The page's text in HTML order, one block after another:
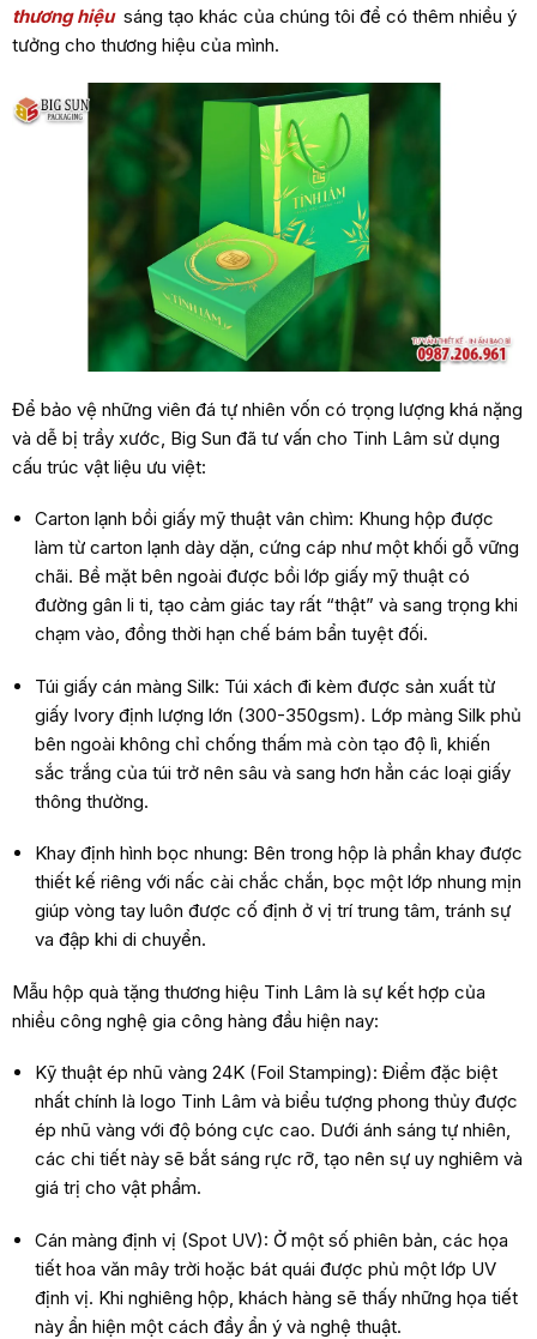
thương hiệu sáng tạo khác của chúng tôi để có thêm nhiều ý
tưởng cho thương hiệu của mình.
Để bảo vệ những viên đá tự nhiên vốn có trọng lượng khá nặng
và dễ bị trầy xước, Big Sun đã tư vấn cho Tinh Lâm sử dụng
cấu trúc vật liệu ưu việt:
Carton lạnh bồi giấy mỹ thuật vân chìm: Khung hộp được
làm từ carton lạnh dày dặn, cứng cáp như một khối gỗ vững
chãi. Bề mặt bên ngoài được bồi lớp giấy mỹ thuật có
đường gân li ti, tạo cảm giác tay rất “thật” và sang trọng khi
chạm vào, đồng thời hạn chế bám bẩn tuyệt đối.
Túi giấy cán màng Silk: Túi xách đi kèm được sản xuất từ
giấy Ivory định lượng lớn (300-350gsm). Lớp màng Silk phủ
bên ngoài không chỉ chống thấm mà còn tạo độ lì, khiến
sắc trắng của túi trở nên sâu và sang hơn hẳn các loại giấy
thông thường.
Khay định hình bọc nhung: Bên trong hộp là phần khay được
thiết kế riêng với nấc cài chắc chắn, bọc một lớp nhung mịn
giúp vòng tay luôn được cố định ở vị trí trung tâm, tránh sự
va đập khi di chuyển.
Mẫu hộp quà tặng thương hiệu Tinh Lâm là sự kết hợp của
nhiều công nghệ gia công hàng đầu hiện nay:
Kỹ thuật ép nhũ vàng 24K (Foil Stamping): Điểm đặc biệt
nhất chính là logo Tinh Lâm và biểu tượng phong thủy được
ép nhũ vàng với độ bóng cực cao. Dưới ánh sáng tự nhiên,
các chi tiết này sẽ bắt sáng rực rỡ, tạo nên sự uy nghiêm và
giá trị cho vật phẩm.
Cán màng định vị (Spot UV): Ở một số phiên bản, các họa
tiết hoa văn mây trời hoặc bát quái được phủ một lớp UV
định vị. Khi nghiêng hộp, khách hàng sẽ thấy những họa tiết
này ẩn hiện một cách đầy ẩn ý và nghệ thuật.